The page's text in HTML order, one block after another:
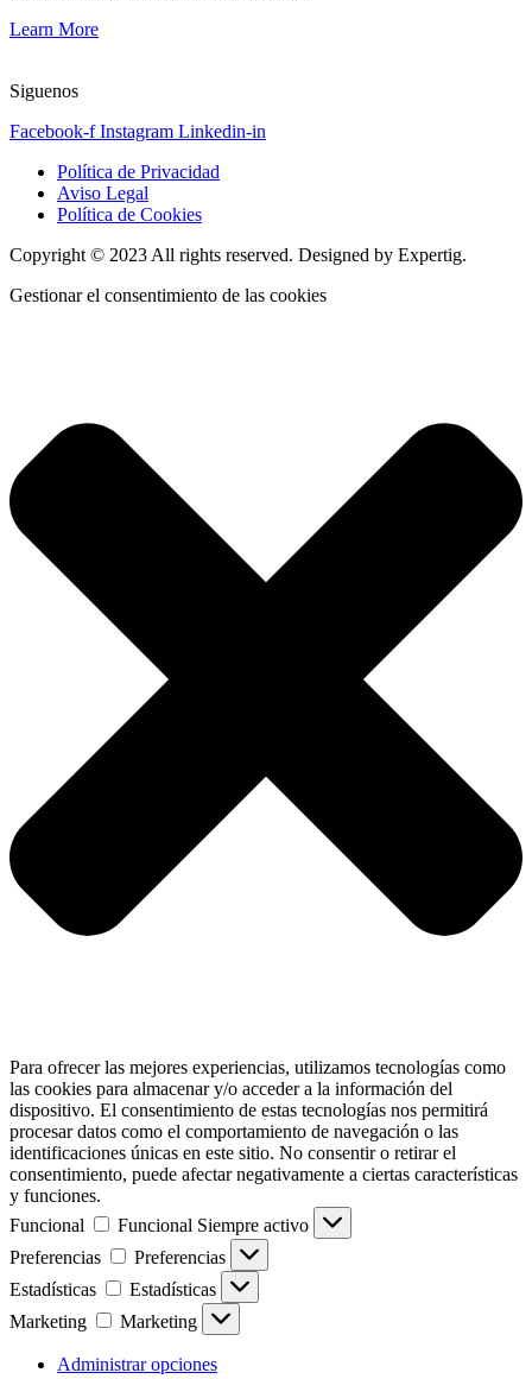
Learn More
Siguenos
Facebook-f Instagram Linkedin-in
Política de Privacidad
Aviso Legal
Política de Cookies
Copyright © 2023 All rights reserved. Designed by Expertig.
Gestionar el consentimiento de las cookies
Para ofrecer las mejores experiencias, utilizamos tecnologías como
las cookies para almacenar y/o acceder a la información del
dispositivo. El consentimiento de estas tecnologías nos permitirá
procesar datos como el comportamiento de navegación o las
identificaciones únicas en este sitio. No consentir o retirar el
consentimiento, puede afectar negativamente a ciertas características
y funciones.
Funcional
Funcional Siempre activo
Preferencias
Preferencias
Estadísticas
Estadísticas
Marketing
Marketing
Administrar opciones